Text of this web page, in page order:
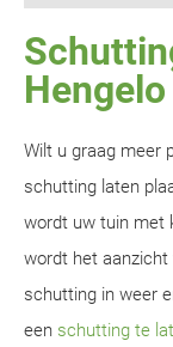
Hengelo
Wilt u graag meer
schutting laten
wordt uw tuin met
wordt het
schutting in weer
een schutting te